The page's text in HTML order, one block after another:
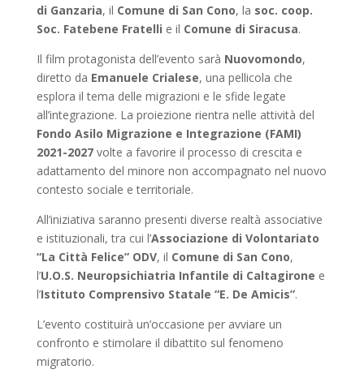
di Ganzaria, il Comune di San Cono, la soc. coop.
Soc. Fatebene Fratelli e il Comune di Siracusa.
Il film protagonista dell’evento sarà Nuovomondo,
diretto da Emanuele Crialese, una pellicola che
esplora il tema delle migrazioni e le sfide legate
all’integrazione. La proiezione rientra nelle attività del
Fondo Asilo Migrazione e Integrazione (FAMI)
2021-2027volte a favorire il processo di crescita e
adattamento del minore non accompagnato nel nuovo
contesto sociale e territoriale.
All’iniziativa saranno presenti diverse realtà associative
e istituzionali, tra cui l’Associazione di Volontariato
“La Città Felice” ODV, il Comune di San Cono,
l’U.O.S. Neuropsichiatria Infantile di Caltagirone e
l’Istituto Comprensivo Statale “E. De Amicis”.
L’evento costituirà un’occasione per avviare un
confronto e stimolare il dibattito sul fenomeno
migratorio.